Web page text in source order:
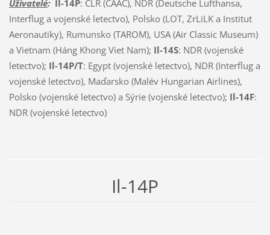
Uživatelé: Il-14P: ČLR (CAAC), NDR (Deutsche Lufthansa,
Interflug a vojenské letectvo), Polsko (LOT, ZrLiLK a Institut
Aeronautiky), Rumunsko (TAROM), USA (Air Classic Museum)
a Vietnam (Háng Khong Viet Nam); Il-14S: NDR (vojenské
letectvo); Il-14P/T: Egypt (vojenské letectvo), NDR (Interflug a
vojenské letectvo), Maďarsko (Malév Hungarian Airlines),
Polsko (vojenské letectvo) a Sýrie (vojenské letectvo); Il-14F:
NDR (vojenské letectvo)
Il-14P